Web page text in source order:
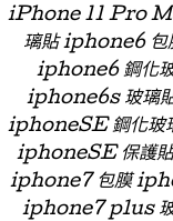
iPhone 11 Pro
璃貼 iphone6
iphone6 鋼化
iphone6s 玻璃
iphoneSE 鋼化玻
iphoneSE 保護
iphone7 包膜
iphone7 plus